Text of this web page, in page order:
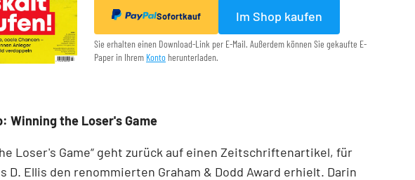
Sofortkauf Im Shop kaufen
Sie erhalten einen Download-Link per E-Mail. Außerdem können Sie gekaufte E-
Paper in Ihrem Konto herunterladen.
Winning the Loser's Game
Loser's Game“ geht zurück auf einen Zeitschriftenartikel, für
D. Ellis den renommierten Graham & Dodd Award erhielt. Darin